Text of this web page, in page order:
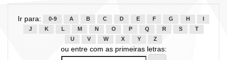
Ir para: 0-9 A B C D E F G H
J
K L M N O P Q R S
T
U
V W X Y Z
ou entre com as primeiras letras: